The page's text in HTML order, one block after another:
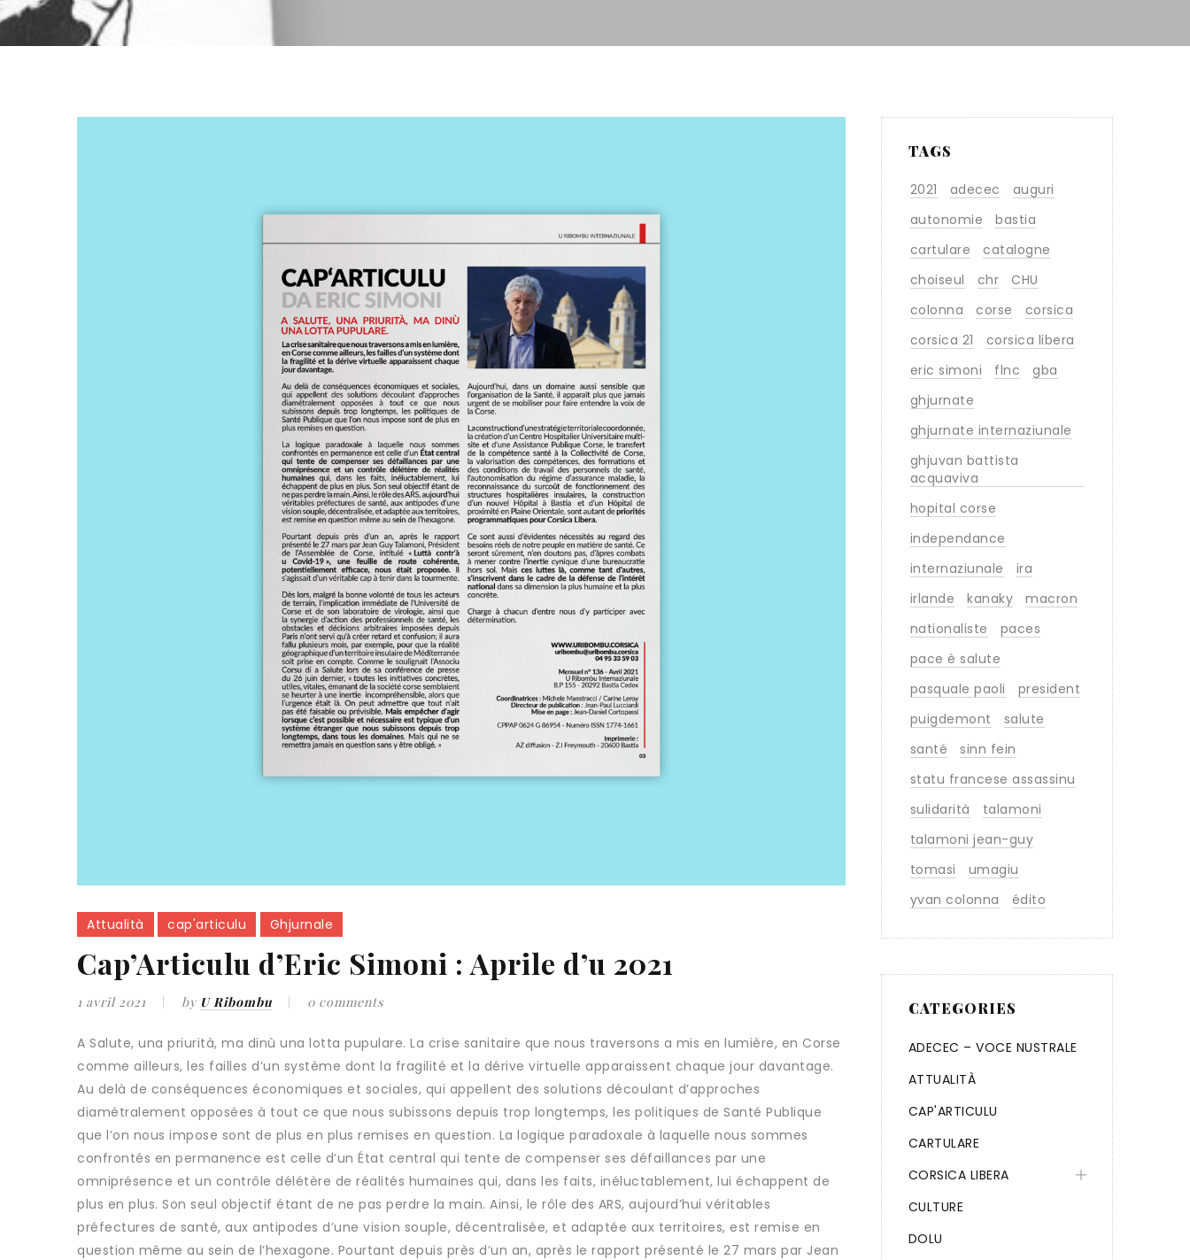
Attualità cap'articulu Ghjurnale
Cap’Articulu d’Eric Simoni : Aprile d’u 2021
1 avril 2021 by U Ribombu 0 comments
A Salute, una priurità, ma dinù una lotta pupulare. La crise sanitaire que nous traversons a mis en lumière, en Corse
comme ailleurs, les failles d’un système dont la fragilité et la dérive virtuelle apparaissent chaque jour davantage.
Au delà de conséquences économiques et sociales, qui appellent des solutions découlant d’approches
diamétralement opposées à tout ce que nous subissons depuis trop longtemps, les politiques de Santé Publique
que l’on nous impose sont de plus en plus remises en question. La logique paradoxale à laquelle nous sommes
confrontés en permanence est celle d’un État central qui tente de compenser ses défaillances par une
omniprésence et un contrôle délétère de réalités humaines qui, dans les faits, inéluctablement, lui échappent de
plus en plus. Son seul objectif étant de ne pas perdre la main. Ainsi, le rôle des ARS, aujourd’hui véritables
préfectures de santé, aux antipodes d’une vision souple, décentralisée, et adaptée aux territoires, est remise en
question même au sein de l’hexagone. Pourtant depuis près d’un an, après le rapport présenté le 27 mars par Jean
TAGS
2021 adecec
auguri
autonomie
bastia
cartulare
catalogne
choiseul
chr
CHU
colonna
corse
corsica
corsica 21
corsica libera
eric simoni
flnc
gba
ghjurnate
ghjurnate internaziunale
ghjuvan battista
acquaviva
hopital corse
independance
internaziunale
ira
irlande
kanaky
macron
nationaliste
paces
pace è salute
pasquale paoli
president
puigdemont
salute
santé
sinn fein
statu francese assassinu
sulidarità
talamoni
talamoni jean-guy
tomasi
umagiu
yvan colonna
édito
CATEGORIES
ADECEC – VOCE NUSTRALE
ATTUALITÀ
CAP'ARTICULU
CARTULARE
CORSICA LIBERA
CULTURE
DOLU